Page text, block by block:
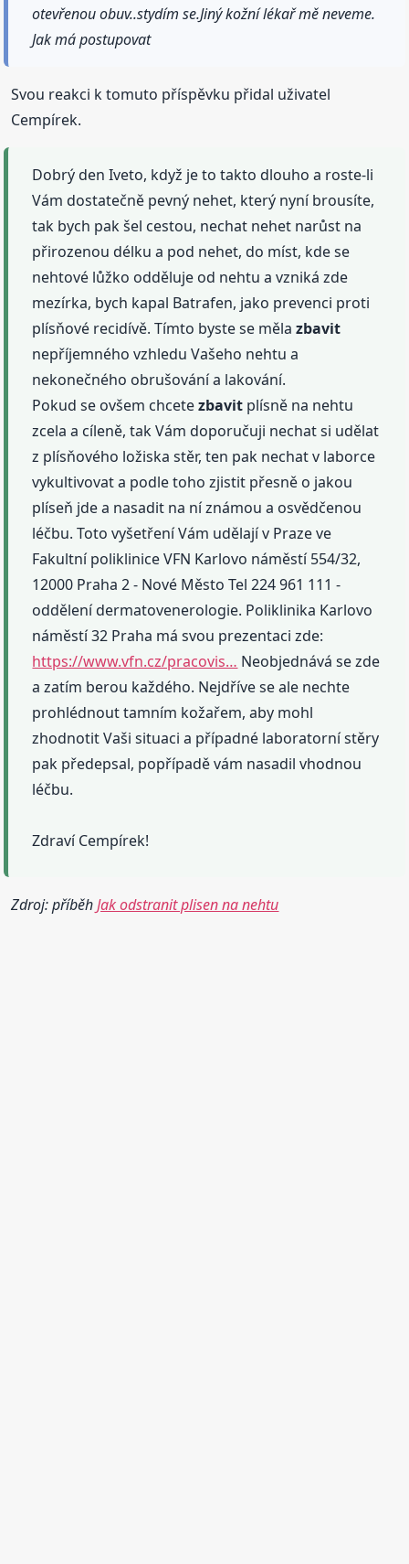
otevřenou obuv..stydím se.Jiný kožní lékař mě neveme.
Jak má postupovat
Svou reakci k tomuto příspěvku přidal uživatel
Cempírek.
Dobrý den Iveto, když je to takto dlouho a roste-li
Vám dostatečně pevný nehet, který nyní brousíte,
tak bych pak šel cestou, nechat nehet narůst na
přirozenou délku a pod nehet, do míst, kde se
nehtové lůžko odděluje od nehtu a vzniká zde
mezírka, bych kapal Batrafen, jako prevenci proti
plísňové recidívě. Tímto byste se mělazbavit
nepříjemného vzhledu Vašeho nehtu a
nekonečného obrušování a lakování.
Pokud se ovšem chcetezbavit plísně na nehtu
zcela a cíleně, tak Vám doporučuji nechat si udělat
z plísňového ložiska stěr, ten pak nechat v laborce
vykultivovat a podle toho zjistit přesně o jakou
plíseň jde a nasadit na ní známou a osvědčenou
léčbu. Toto vyšetření Vám udělají v Praze ve
Fakultní poliklinice VFN Karlovo náměstí 554/32,
12000 Praha 2 - Nové Město Tel 224 961 111 -
oddělení dermatovenerologie. Poliklinika Karlovo
náměstí 32 Praha má svou prezentaci zde:
https://www.vfn.cz/pracovis… Neobjednává se zde
a zatím berou každého. Nejdříve se ale nechte
prohlédnout tamním kožařem, aby mohl
zhodnotit Vaši situaci a případné laboratorní stěry
pak předepsal, popřípadě vám nasadil vhodnou
léčbu.
Zdraví Cempírek!
Zdroj: příběhJak odstranit plisen na nehtu